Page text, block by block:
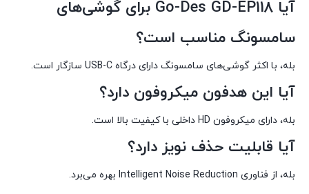
آیا Go-Des GD-EP118 برای گوشی‌های
سامسونگ مناسب است؟
بله، با اکثر گوشی‌های سامسونگ دارای درگاه USB-C سازگار است.
آیا این هدفون میکروفون دارد؟
بله، دارای میکروفون HD داخلی با کیفیت بالا است.
آیا قابلیت حذف نویز دارد؟
بله، از فناوری Intelligent Noise Reduction بهره می‌برد.